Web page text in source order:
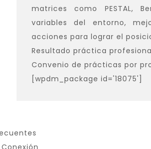
matrices como PESTAL,
variables del entorno,
acciones para lograr el
Resultado práctica
Convenio de prácticas por
[wpdm_package id='18075']